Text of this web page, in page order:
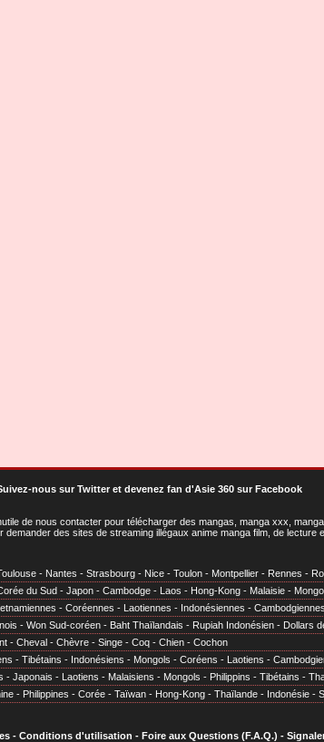
nous sur Twitteret devenez fan d'Asie 360 sur Facebook
de nous contacter pour télécharger des mangas, manga xxx,
des sites de streaming illégaux anime manga film, de lecture
- Nantes - Strasbourg - Nice - Toulon - Montpellier - Rennes -
du Sud - Japon - Cambodge - Laos - Hong-Kong - Malaisie -
- Coréennes - Laotiennes - Indonésiennes - Cambodgiennes
- Won Sud-coréen - Baht Thaïlandais - Rupiah Indonésien - Dollars
- Cheval - Chèvre - Singe - Coq - Chien - Cochon
- Tibétains - Indonésiens - Mongols - Coréens - Laotiens -
- Japonais - Laotiens - Malaisiens - Mongols - Philippins - Tibétains -
- Philippines - Corée - Taïwan - Hong-Kong - Thaïlande - Indonésie -
- Conditions d'utilisation - Foire aux Questions (F.A.Q.) -